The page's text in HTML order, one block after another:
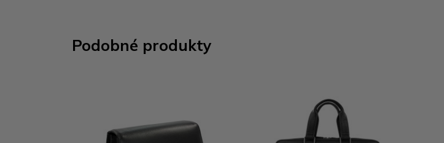
Podobné produkty